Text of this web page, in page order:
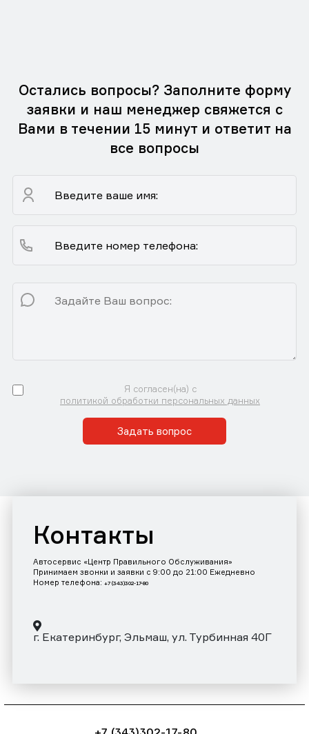
Остались вопросы? Заполните форму
заявки и наш менеджер свяжется с
Вами в течении 15 минут и ответит на
все вопросы
Я согласен(на) с
политикой обработки персональных данных
Задать вопрос
Контакты
Автосервис «Центр Правильного Обслуживания»
Принимаем звонки и заявки с 9:00 до 21:00 Ежедневно
Номер телефона: +7 (343)302-17-80
г. Екатеринбург, Эльмаш, ул. Турбинная 40Г